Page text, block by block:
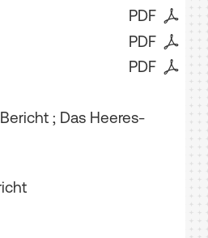
PDF
PDF
PDF
; Das Heeres-